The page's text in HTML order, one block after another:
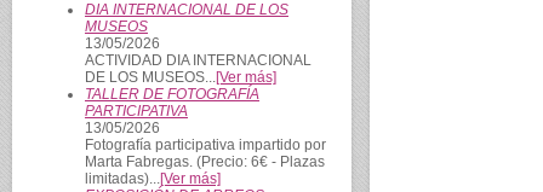
DIA INTERNACIONAL DE LOS
MUSEOS
13/05/2026
ACTIVIDAD DIA INTERNACIONAL
DE LOS MUSEOS...[Ver más]
TALLER DE FOTOGRAFÍA
PARTICIPATIVA
13/05/2026
Fotografía participativa impartido por
Marta Fabregas. (Precio: 6€ - Plazas
limitadas)...[Ver más]